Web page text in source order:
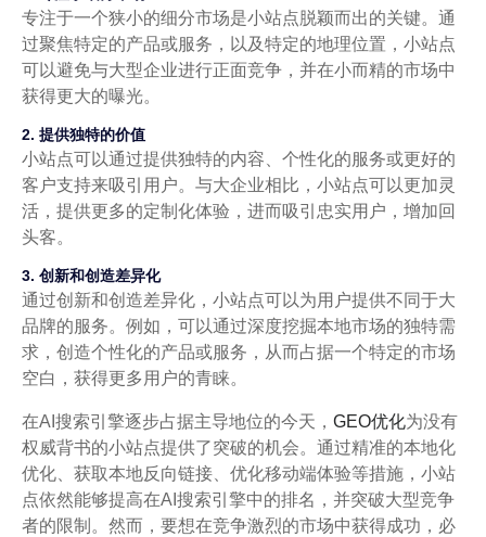
专注于一个狭小的细分市场是小站点脱颖而出的关键。通
过聚焦特定的产品或服务，以及特定的地理位置，小站点
可以避免与大型企业进行正面竞争，并在小而精的市场中
获得更大的曝光。
2. 提供独特的价值
小站点可以通过提供独特的内容、个性化的服务或更好的
客户支持来吸引用户。与大企业相比，小站点可以更加灵
活，提供更多的定制化体验，进而吸引忠实用户，增加回
头客。
3. 创新和创造差异化
通过创新和创造差异化，小站点可以为用户提供不同于大
品牌的服务。例如，可以通过深度挖掘本地市场的独特需
求，创造个性化的产品或服务，从而占据一个特定的市场
空白，获得更多用户的青睐。
在AI搜索引擎逐步占据主导地位的今天， GEO优化为没有
权威背书的小站点提供了突破的机会。通过精准的本地化
优化、获取本地反向链接、优化移动端体验等措施，小站
点依然能够提高在AI搜索引擎中的排名，并突破大型竞争
者的限制。然而，要想在竞争激烈的市场中获得成功，必